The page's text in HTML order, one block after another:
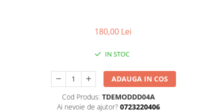
Piese Sah Tematice Din Metal
Sah Magnetic India
180,00 Lei
IN STOC
ADAUGA IN COS
Cod Produs: TDEMODDD04A
Ai nevoie de ajutor? 0723220406